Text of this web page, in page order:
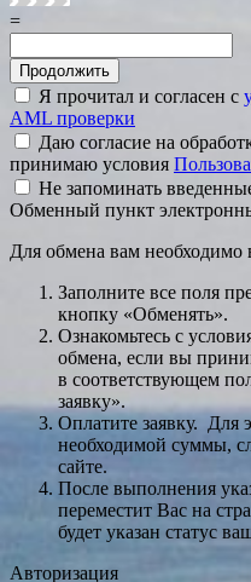
=
Я прочитал и согласен с
AML проверки
Даю согласие на
принимаю условия
Не запоминать
Обменный пункт
Для обмена вам необходимо
Заполните все поля
кнопку «Обменять».
Ознакомьтесь с
обмена, если вы
в соответствующем
заявку».
Оплатите заявку. Для
необходимой суммы,
сайте.
После выполнения
переместит Вас на
будет указан статус
Авторизация